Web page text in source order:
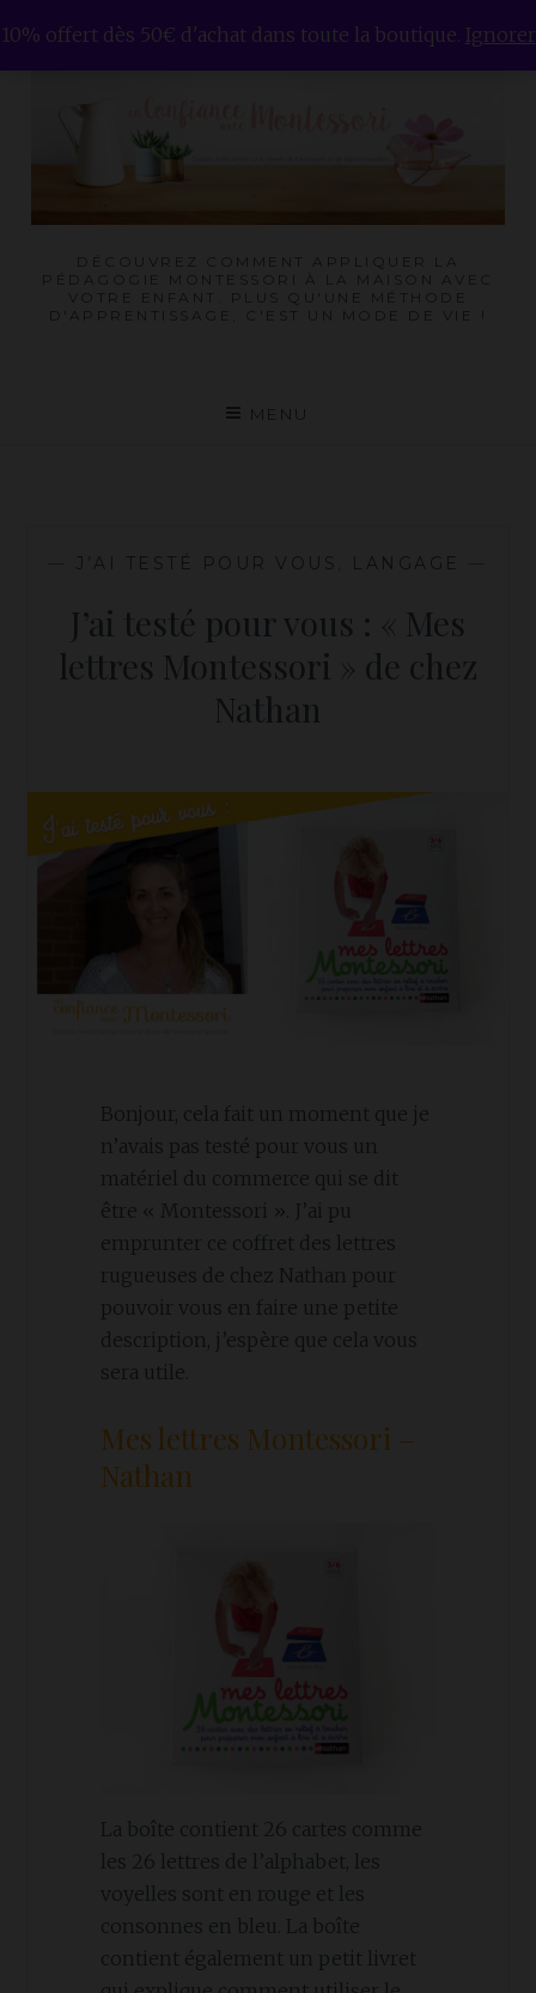
to
DÉCOUVREZ COMMENT APPLIQUER LA
PÉDAGOGIE MONTESSORI À LA MAISON AVEC
VOTRE ENFANT. PLUS QU'UNE MÉTHODE
D'APPRENTISSAGE, C'EST UN MODE DE VIE !
MENU
J’AI TESTÉ POUR VOUS LANGAGE
J’ai testé pour vous : « Mes
lettres Montessori » de chez
Nathan
Bonjour, cela fait un moment que je
n’avais pas testé pour vous un
matériel du commerce qui se dit
être « Montessori ». J’ai pu
emprunter ce coffret des lettres
rugueuses de chez Nathan pour
pouvoir vous en faire une petite
description, j’espère que cela vous
sera utile.
Mes lettres Montessori –
Nathan
La boîte contient 26 cartes comme
les 26 lettres de l’alphabet, les
voyelles sont en rouge et les
consonnes en bleu. La boîte
contient également un petit livret
10% offert dès 50€ d'achat dans toute la boutique. Ignorer